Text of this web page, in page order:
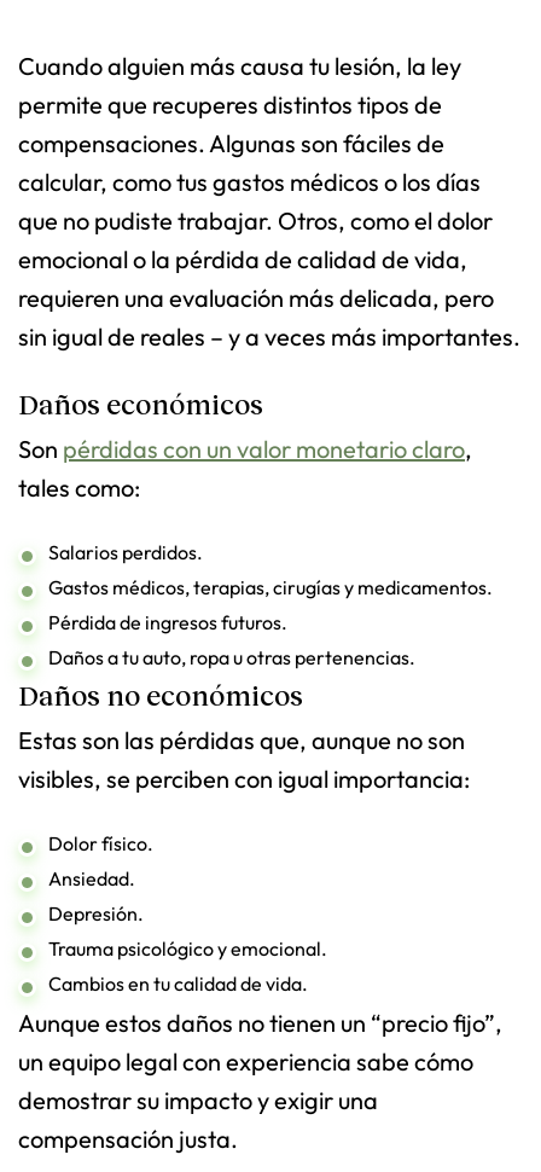
Cuando alguien más causa tu lesión, la ley
permite que recuperes distintos tipos de
compensaciones. Algunas son fáciles de
calcular, como tus gastos médicos o los días
que no pudiste trabajar. Otros, como el dolor
emocional o la pérdida de calidad de vida,
requieren una evaluación más delicada, pero
sin igual de reales – y a veces más importantes.
Daños económicos
Son pérdidas con un valor monetario claro,
tales como:
Salarios perdidos.
Gastos médicos, terapias, cirugías y medicamentos.
Pérdida de ingresos futuros.
Daños a tu auto, ropa u otras pertenencias.
Daños no económicos
Estas son las pérdidas que, aunque no son
visibles, se perciben con igual importancia:
Dolor físico.
Ansiedad.
Depresión.
Trauma psicológico y emocional.
Cambios en tu calidad de vida.
Aunque estos daños no tienen un “precio fijo”,
un equipo legal con experiencia sabe cómo
demostrar su impacto y exigir una
compensación justa.